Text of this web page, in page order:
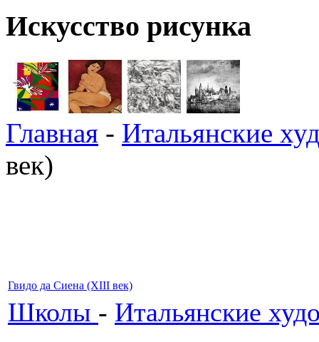
Искусство рисунка
Главная - Итальянские
век)
Гвидо да Сиена (XIII век)
Школы - Итальянские